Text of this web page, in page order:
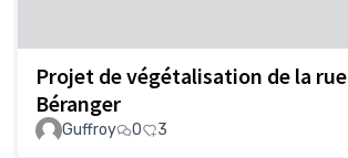
Projet de végétalisation de la rue
Béranger
Guffroy 0 3